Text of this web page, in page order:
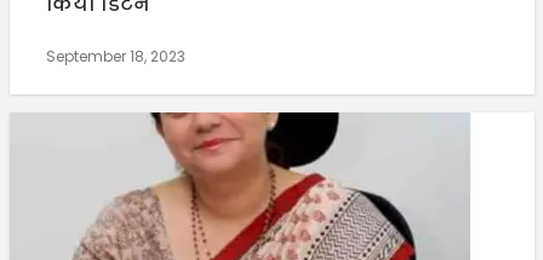
September 18, 2023